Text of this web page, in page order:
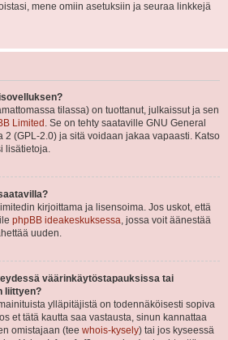
mene omiin asetuksiin ja seuraa linkkejä
tilassa) on tuottanut, julkaissut ja sen
Limited . Se on tehty saataville GNU General
2 (GPL-2.0) ja sitä voidaan jakaa vapaasti. Katso
lisätietoja.
kirjoittama ja lisensoima. Jos uskot, että
phpBB ideakeskuksessa, jossa voit äänestää
uuden.
väärinkäytöstapauksissa tai
liittyen?
ylläpitäjistä on todennäköisesti sopiva
et tätä kautta saa vastausta, sinun kannattaa
omistajaan (tee whois-kysely) tai jos kyseessä